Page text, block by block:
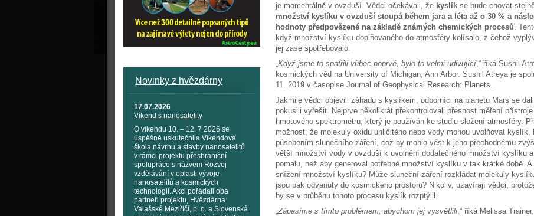
Novinky z hvězdárny
17.07.2026
Víkend s nanosatelity
O víkendu 10. – 12. 7 2026 se
úspěšně uskutečnila Víkendová
škola návrhu a stavby nanosatelitů
v rámci projektu přeshraniční
spolupráce s názvem Rozvoj
vzdělávání v oblasti vývoje
nanosatelitů a kosmických
technologií. Akci pořádali oba
partneři projektu, Hvězdárna
Valašské Meziříčí, p. o. a Slovenská
je momentálně v ovzduší. Vědci očekávali, že kyslík se bude chovat
množství kyslíku v ovzduší stoupá během jara a léta až o 30 % a
hodnoty předpovězené na základě známých chemických procesů.
když množství kyslíku doplňovaného do atmosféry kolísalo, z čehož
jej zase spotřebovalo.
„Když jsme to spatřili vůbec poprvé, bylo to velmi udivující,“ říká Sushil
kosmických věd na University of Michigan, Ann Arbor. Sushil Atreya je
11. 2019 v časopise Journal of Geophysical Research: Planets.
Jakmile vědci objevili záhadu s kyslíkem, odborníci na planetu Mars se
pokusili vyřešit. Nejprve několikrát překontrolovali přesnost měření
hmotového spektrometru, který je používán ke studiu složení atmosféry.
možnost, že molekuly oxidu uhličitého nebo vody mohou uvolňovat
působením slunečního záření, což by mohlo vést k jeho přechodnému
větší množství vody v ovzduší k uvolnění dodatečného množství kyslíku
pomalu, než aby generoval potřebné množství kyslíku v tak krátké době.
snížení množství kyslíku? Může sluneční záření rozkládat molekuly
jsou pak odvanuty do kosmického prostoru? Nikoliv, uzavírají vědci,
by se v průběhu tohoto procesu kyslík rozptýlil.
„Zápasíme s tímto problémem, abychom jej vysvětlili,“ říká Melissa